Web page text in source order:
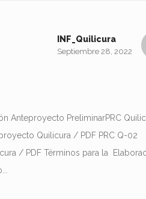
INF_Quilicura
Septiembre 28, 2022
Anteproyecto PreliminarPRC
Quilicura / PDF PRC Q-02
/ PDF Términos para la